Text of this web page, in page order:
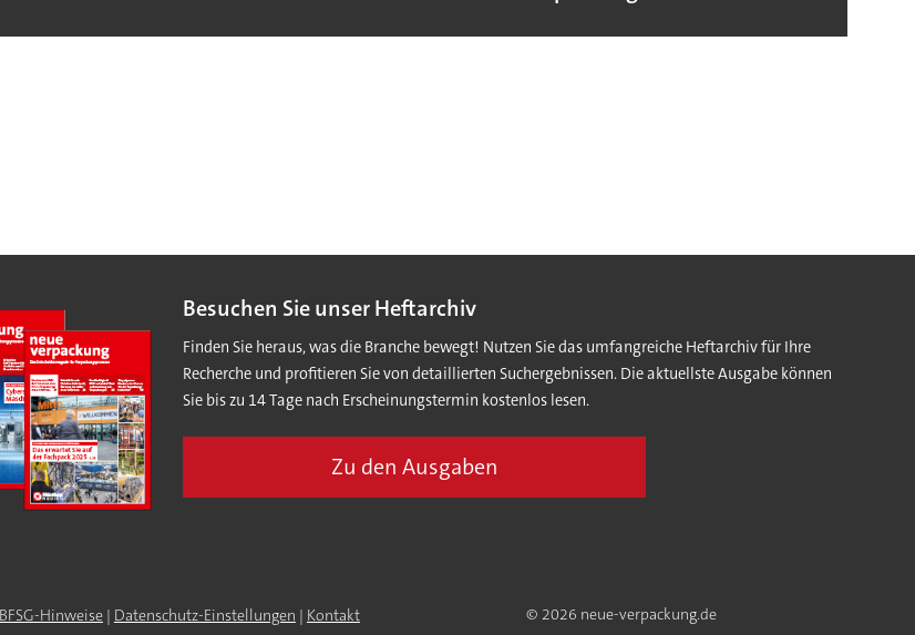
Besuchen Sie unser Heftarchiv
Finden Sie heraus, was die Branche bewegt! Nutzen Sie das umfangreiche Heftarchiv für Ihre
Recherche und profitieren Sie von detaillierten Suchergebnissen. Die aktuellste Ausgabe können
Sie bis zu 14 Tage nach Erscheinungstermin kostenlos lesen.
Zu den Ausgaben
BFSG-Hinweise| Datenschutz-Einstellungen | Kontakt © 2026 neue-verpackung.de